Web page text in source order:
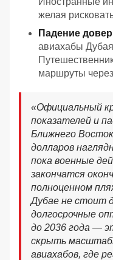
желая
Падение
авиахабы
маршруты
«Официальный
показателей и
Ближнего
долларов
пока военные
закончатся
полноценном
Дубае не стоит
долгосрочные
до 2036 года —
скрыть
авиахабов, где